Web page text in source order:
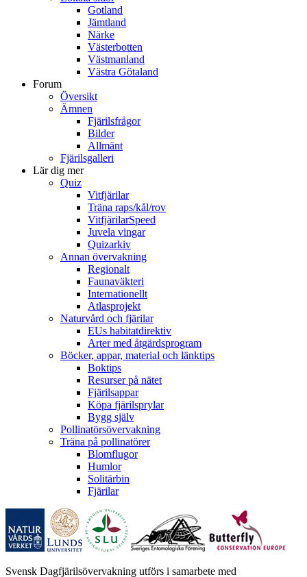
Gotland
Jämtland
Närke
Västerbotten
Västmanland
Västra Götaland
Forum
Översikt
Ämnen
Fjärilsfrågor
Bilder
Allmänt
Fjärilsgalleri
Lär dig mer
Quiz
Vitfjärilar
Träna raps/kål/rov
VitfjärilarSpeed
Juvela vingar
Quizarkiv
Annan övervakning
Regionalt
Faunaväkteri
Internationellt
Atlasprojekt
Naturvård och fjärilar
EUs habitatdirektiv
Arter med åtgärdsprogram
Böcker, appar, material och länktips
Boktips
Resurser på nätet
Fjärilsappar
Köpa fjärilsprylar
Bygg själv
Pollinatörsövervakning
Träna på pollinatörer
Blomflugor
Humlor
Solitärbin
Fjärilar
Svensk Dagfjärilsövervakning utförs i samarbete med